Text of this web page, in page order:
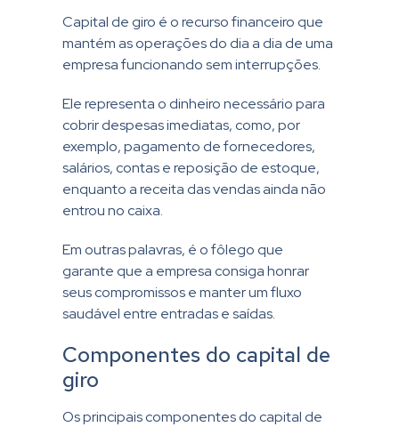
Capital de giro é o recurso financeiro que
mantém as operações do dia a dia de uma
empresa funcionando sem interrupções.
Ele representa o dinheiro necessário para
cobrir despesas imediatas, como, por
exemplo, pagamento de fornecedores,
salários, contas e reposição de estoque,
enquanto a receita das vendas ainda não
entrou no caixa.
Em outras palavras, é o fôlego que
garante que a empresa consiga honrar
seus compromissos e manter um fluxo
saudável entre entradas e saídas.
Componentes do capital de
giro
Os principais componentes do capital de